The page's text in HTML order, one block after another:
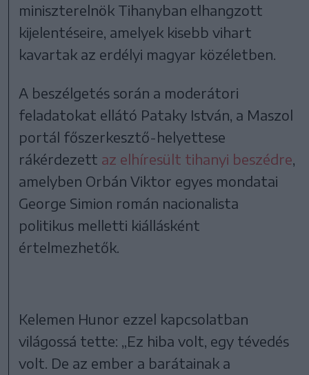
miniszterelnök Tihanyban elhangzott
kijelentéseire, amelyek kisebb vihart
kavartak az erdélyi magyar közéletben.
A beszélgetés során a moderátori
feladatokat ellátó Pataky István, a Maszol
portál főszerkesztő-helyettese
rákérdezett az elhíresült tihanyi beszédre
amelyben Orbán Viktor egyes mondatai
George Simion román nacionalista
politikus melletti kiállásként
értelmezhetők.
Kelemen Hunor ezzel kapcsolatban
világossá tette: „Ez hiba volt, egy tévedés
volt. De az ember a barátainak a